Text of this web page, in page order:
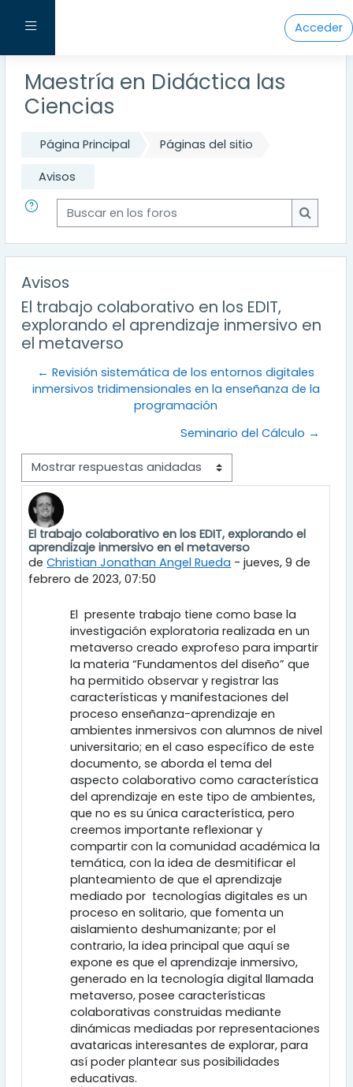
Panel lateral Acceder
Maestría en Didáctica las
Ciencias
Página Principal Páginas del sitio
Avisos
Buscar en los foros
Buscar
Avisos
El trabajo colaborativo en los EDIT,
explorando el aprendizaje inmersivo en
el metaverso
← Revisión sistemática de los entornos digitales
inmersivos tridimensionales en la enseñanza de la
programación
Seminario del Cálculo →
Mostrar modo
El trabajo colaborativo en los EDIT, explorando el
aprendizaje inmersivo en el metaverso
deChristian Jonathan Angel Rueda -jueves, 9 de
febrero de 2023, 07:50
Número de respuestas: 0
El presente trabajo tiene como base la
investigación exploratoria realizada en un
metaverso creado exprofeso para impartir
la materia “Fundamentos del diseño” que
ha permitido observar y registrar las
características y manifestaciones del
proceso enseñanza-aprendizaje en
ambientes inmersivos con alumnos de nivel
universitario; en el caso específico de este
documento, se aborda el tema del
aspecto colaborativo como característica
del aprendizaje en este tipo de ambientes,
que no es su única característica, pero
creemos importante reflexionar y
compartir con la comunidad académica la
temática, con la idea de desmitificar el
planteamiento de que el aprendizaje
mediado por tecnologías digitales es un
proceso en solitario, que fomenta un
aislamiento deshumanizante; por el
contrario, la idea principal que aquí se
expone es que el aprendizaje inmersivo,
generado en la tecnología digital llamada
metaverso, posee características
colaborativas construidas mediante
dinámicas mediadas por representaciones
avataricas interesantes de explorar, para
así poder plantear sus posibilidades
educativas.